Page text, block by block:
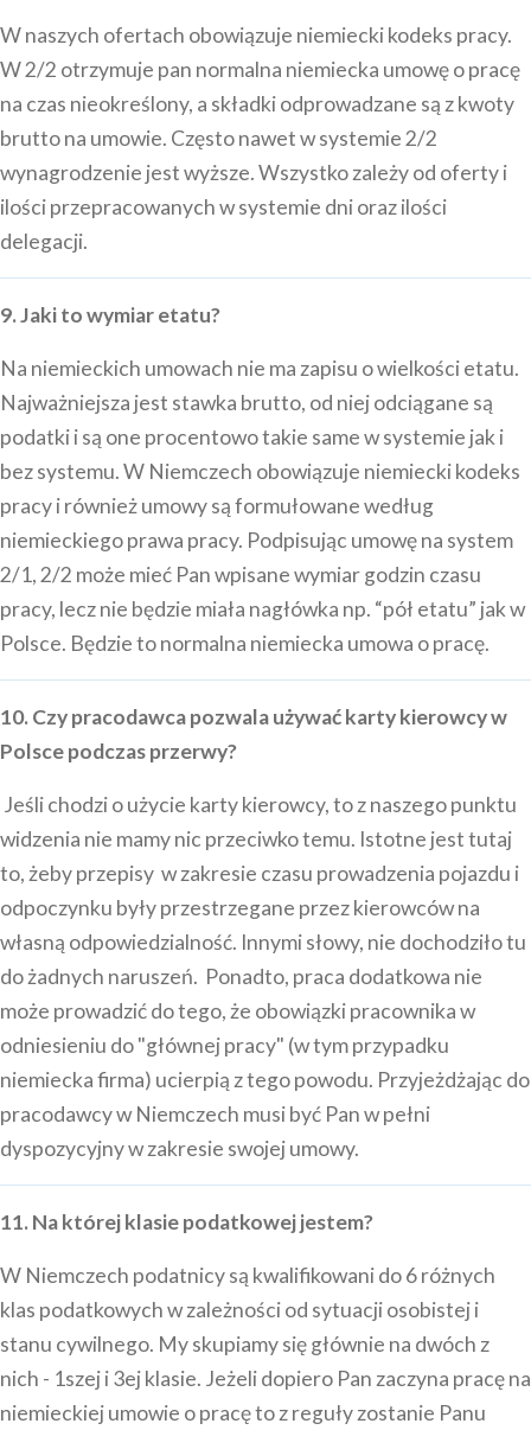
W naszych ofertach obowiązuje niemiecki kodeks pracy.
W 2/2 otrzymuje pan normalna niemiecka umowę o pracę
na czas nieokreślony, a składki odprowadzane są z kwoty
brutto na umowie. Często nawet w systemie 2/2
wynagrodzenie jest wyższe. Wszystko zależy od oferty i
ilości przepracowanych w systemie dni oraz ilości
delegacji.
9. Jaki to wymiar etatu?
Na niemieckich umowach nie ma zapisu o wielkości etatu.
Najważniejsza jest stawka brutto, od niej odciągane są
podatki i są one procentowo takie same w systemie jak i
bez systemu. W Niemczech obowiązuje niemiecki kodeks
pracy i również umowy są formułowane według
niemieckiego prawa pracy. Podpisując umowę na system
2/1, 2/2 może mieć Pan wpisane wymiar godzin czasu
pracy, lecz nie będzie miała nagłówka np. “pół etatu” jak w
Polsce. Będzie to normalna niemiecka umowa o pracę.
10. Czy pracodawca pozwala używać karty kierowcy w
Polsce podczas przerwy?
Jeśli chodzi o użycie karty kierowcy, to z naszego punktu
widzenia nie mamy nic przeciwko temu. Istotne jest tutaj
to, żeby przepisy w zakresie czasu prowadzenia pojazdu i
odpoczynku były przestrzegane przez kierowców na
własną odpowiedzialność. Innymi słowy, nie dochodziło tu
do żadnych naruszeń. Ponadto, praca dodatkowa nie
może prowadzić do tego, że obowiązki pracownika w
odniesieniu do "głównej pracy" (w tym przypadku
niemiecka firma) ucierpią z tego powodu. Przyjeżdżając do
pracodawcy w Niemczech musi być Pan w pełni
dyspozycyjny w zakresie swojej umowy.
11. Na której klasie podatkowej jestem?
W Niemczech podatnicy są kwalifikowani do 6 różnych
klas podatkowych w zależności od sytuacji osobistej i
stanu cywilnego. My skupiamy się głównie na dwóch z
nich - 1szej i 3ej klasie. Jeżeli dopiero Pan zaczyna pracę na
niemieckiej umowie o pracę to z reguły zostanie Panu